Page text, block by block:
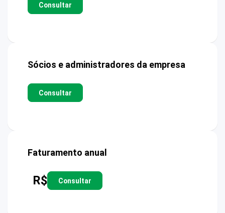
Consultar
Sócios e administradores da empresa
Consultar
Faturamento anual
R$ Consultar